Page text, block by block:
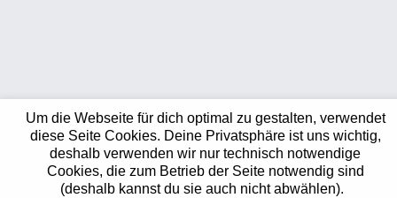
Um die Webseite für dich optimal zu gestalten, verwendet
diese Seite Cookies. Deine Privatsphäre ist uns wichtig,
deshalb verwenden wir nur technisch notwendige
Cookies, die zum Betrieb der Seite notwendig sind
(deshalb kannst du sie auch nicht abwählen).